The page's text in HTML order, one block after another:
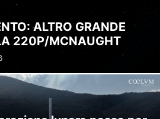
ALTRO GRANDE
220P/MCNAUGHT